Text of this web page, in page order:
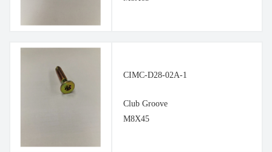
CIMC-D28-02A-1
Club Groove
M8X45